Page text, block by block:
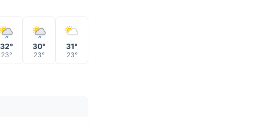
32°
23°
30°
23°
31°
23°